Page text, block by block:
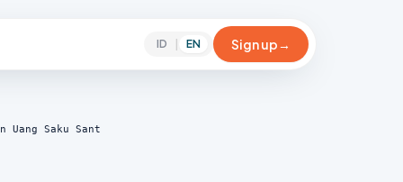
ID EN Sign up→
Uang Saku Sant